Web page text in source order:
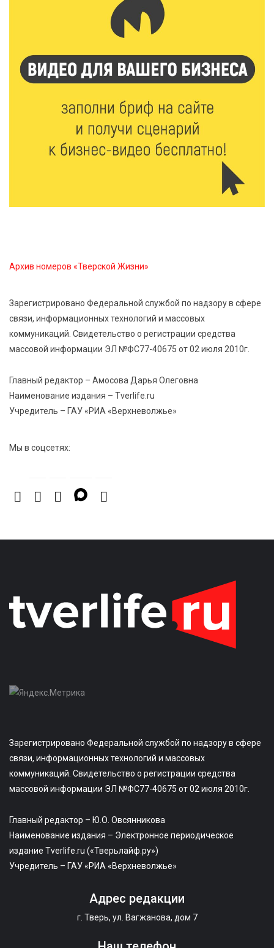
заслуги тренеров и атлетов
абитуриентов в 2026 году
7 Авг 2026 14:31 133
От сортировки мусора до жилья для ветеранов СВО:
Владимир Васильев посетил СНТ в Твери
кандидата в депутаты Госдумы IX созыва
авиамоделей
7 Авг 2026 13:02 193
Как уберечься от клещей: рекомендации
Роспотребнадзора и текущая статистика
От танцев до спорта: в Твери на семи площадках
пройдут праздничные мероприятия
Архив номеров «Тверской Жизни»
Зарегистрировано Федеральной службой по надзору в сфере
связи, информационных технологий и массовых
коммуникаций. Свидетельство о регистрации средства
массовой информации ЭЛ №ФС77-40675 от 02 июля 2010г.
Главный редактор – Амосова Дарья Олеговна
Наименование издания – Tverlife.ru
Учредитель – ГАУ «РИА «Верхневолжье»
Мы в соцсетях:
Зарегистрировано Федеральной службой по надзору в сфере
связи, информационных технологий и массовых
коммуникаций. Свидетельство о регистрации средства
массовой информации ЭЛ №ФС77-40675 от 02 июля 2010г.
Главный редактор – Ю.О. Овсянникова
Наименование издания – Электронное периодическое
издание Tverlife.ru («Тверьлайф.ру»)
Учредитель – ГАУ «РИА «Верхневолжье»
Адрес редакции
г. Тверь, ул. Вагжанова, дом 7